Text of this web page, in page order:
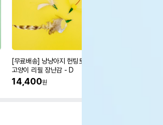
[무료배송] 냥냥아지 헌팅토이
고양이 리필 장난감 - D
14,400원